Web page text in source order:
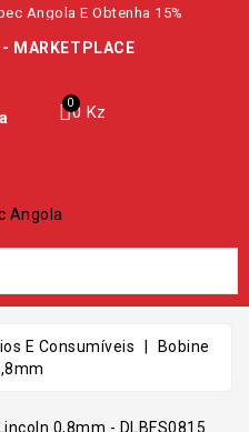
Angola E Obtenha 15%
MARKETPLACE
0 Kz
E Consumíveis
Bobine